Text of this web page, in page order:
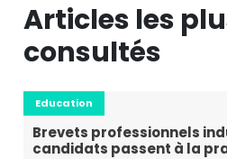
Articles les
consultés
Education
Brevets professionnels
candidats passent à la